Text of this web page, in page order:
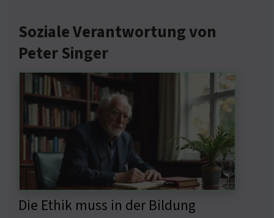
Soziale Verantwortung von
Peter Singer
Die Ethik muss in der Bildung